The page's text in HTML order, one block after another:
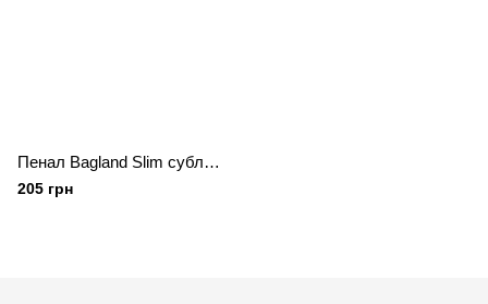
Пенал Bagland Slim сублимация 1324 (00744664)
205 грн